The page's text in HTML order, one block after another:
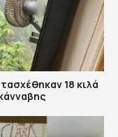
18 κιλά